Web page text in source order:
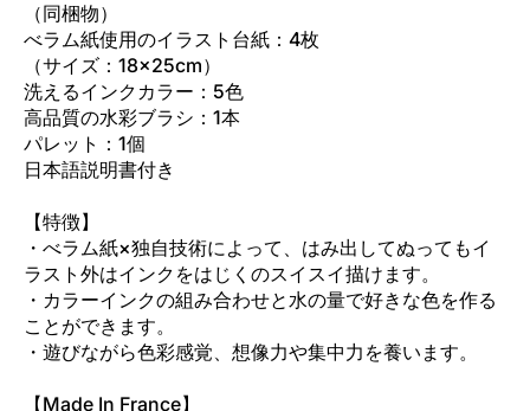
（同梱物）
べラム紙使用のイラスト台紙：4枚
（サイズ：18×25cm）
洗えるインクカラー：5色
高品質の水彩ブラシ：1本
パレット：1個
日本語説明書付き
【特徴】
・べラム紙×独自技術によって、はみ出してぬってもイ
ラスト外はインクをはじくのスイスイ描けます。
・カラーインクの組み合わせと水の量で好きな色を作る
ことができます。
・遊びながら色彩感覚、想像力や集中力を養います。
【Made In France】